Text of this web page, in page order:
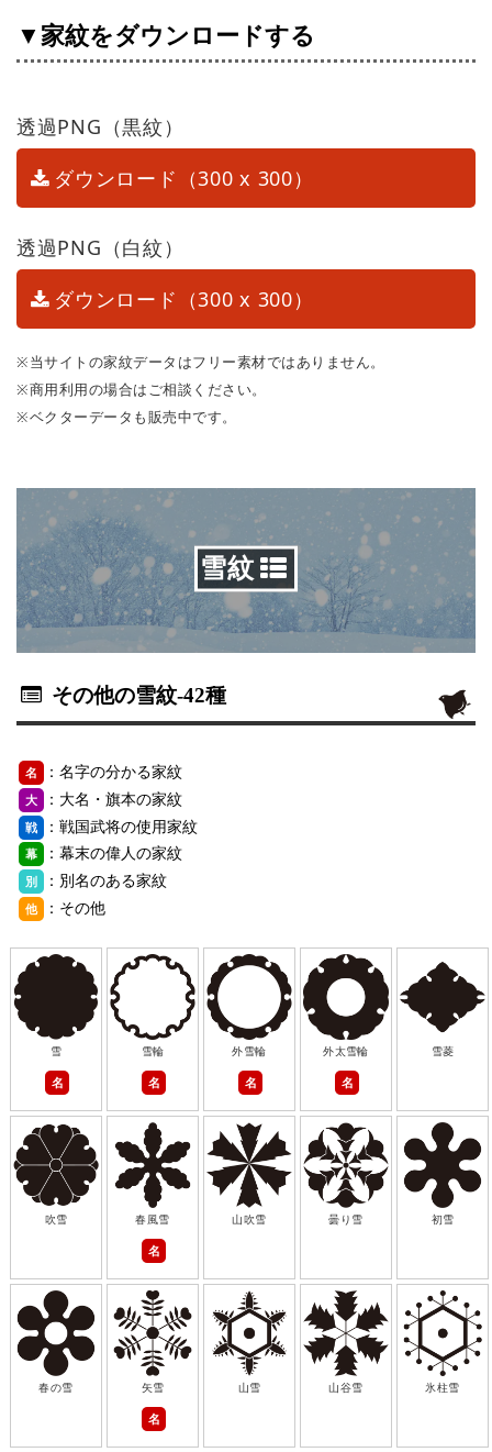
▼家紋をダウンロードする
透過PNG（黒紋）
ダウンロード（300 x 300）
透過PNG（白紋）
ダウンロード（300 x 300）
※当サイトの家紋データはフリー素材ではありません。
※商用利用の場合はご相談ください。
※ベクターデータも販売中です。
雪紋
その他の雪紋-42種
名 ：名字の分かる家紋
大 ：大名・旗本の家紋
戦 ：戦国武将の使用家紋
幕 ：幕末の偉人の家紋
別 ：別名のある家紋
他 ：その他
雪
名
雪輪
名
外雪輪
名
外太雪輪
名
雪菱
吹雪 春風雪
名
山吹雪 曇り雪 初雪
春の雪 矢雪
名
山雪 山谷雪 氷柱雪